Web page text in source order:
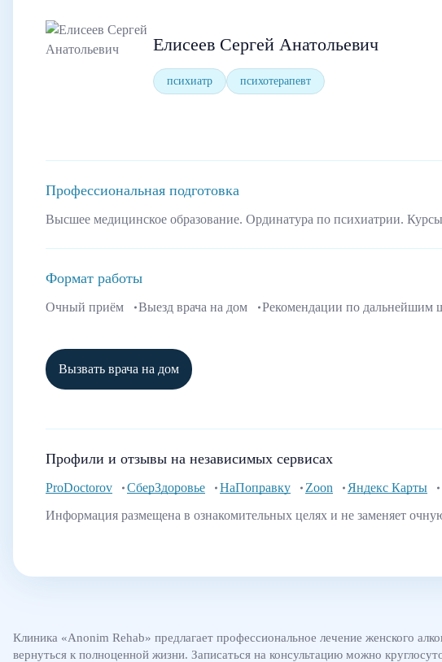
Елисеев Сергей Анатольевич
психиатр психотерапевт
Профессиональная подготовка
Высшее медицинское образование. Ординатура по психиатрии.
Формат работы
Очный приём Выезд врача на дом Рекомендации по дальнейшим
Вызвать врача на дом
Профили и отзывы на независимых сервисах
ProDoctorov СберЗдоровье НаПоправку Zoon Яндекс Карты
Информация размещена в ознакомительных целях и не заменяет
Клиника «Anonim Rehab» предлагает профессиональное лечение женского
вернуться к полноценной жизни. Записаться на консультацию можно